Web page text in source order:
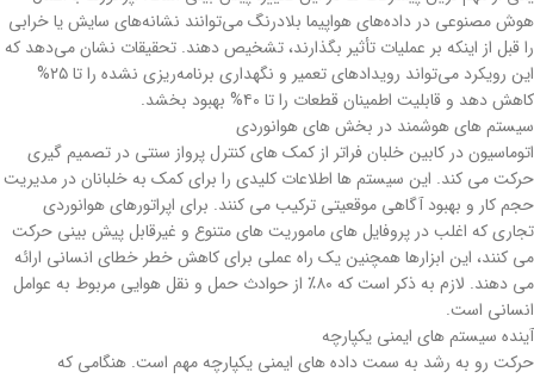
هوش مصنوعی در داده‌های هواپیما بلادرنگ می‌توانند نشانه‌های سایش یا خرابی
را قبل از اینکه بر عملیات تأثیر بگذارند، تشخیص دهند. تحقیقات نشان می‌دهد که
این رویکرد می‌تواند رویدادهای تعمیر و نگهداری برنامه‌ریزی نشده را تا ۲۵%
کاهش دهد و قابلیت اطمینان قطعات را تا ۴۰% بهبود بخشد.
سیستم های هوشمند در بخش های هوانوردی
اتوماسیون در کابین خلبان فراتر از کمک های کنترل پرواز سنتی در تصمیم گیری
حرکت می کند. این سیستم ها اطلاعات کلیدی را برای کمک به خلبانان در مدیریت
حجم کار و بهبود آگاهی موقعیتی ترکیب می کنند. برای اپراتورهای هوانوردی
تجاری که اغلب در پروفایل های ماموریت های متنوع و غیرقابل پیش بینی حرکت
می کنند، این ابزارها همچنین یک راه عملی برای کاهش خطر خطای انسانی ارائه
می دهند. لازم به ذکر است که ۸۰٪ از حوادث حمل و نقل هوایی مربوط به عوامل
انسانی است.
آینده سیستم های ایمنی یکپارچه
حرکت رو به رشد به سمت داده های ایمنی یکپارچه مهم است. هنگامی که